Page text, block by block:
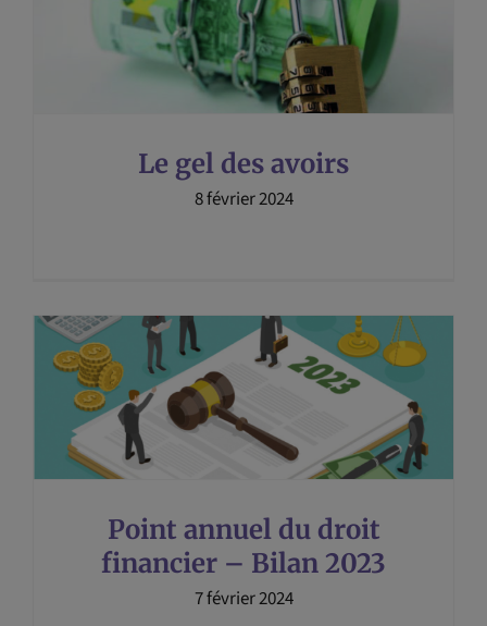
Le gel des avoirs
8 février 2024
Point annuel du droit
financier – Bilan 2023
7 février 2024